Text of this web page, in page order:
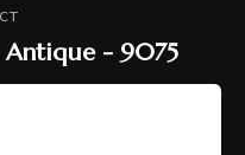
Antique - 9075